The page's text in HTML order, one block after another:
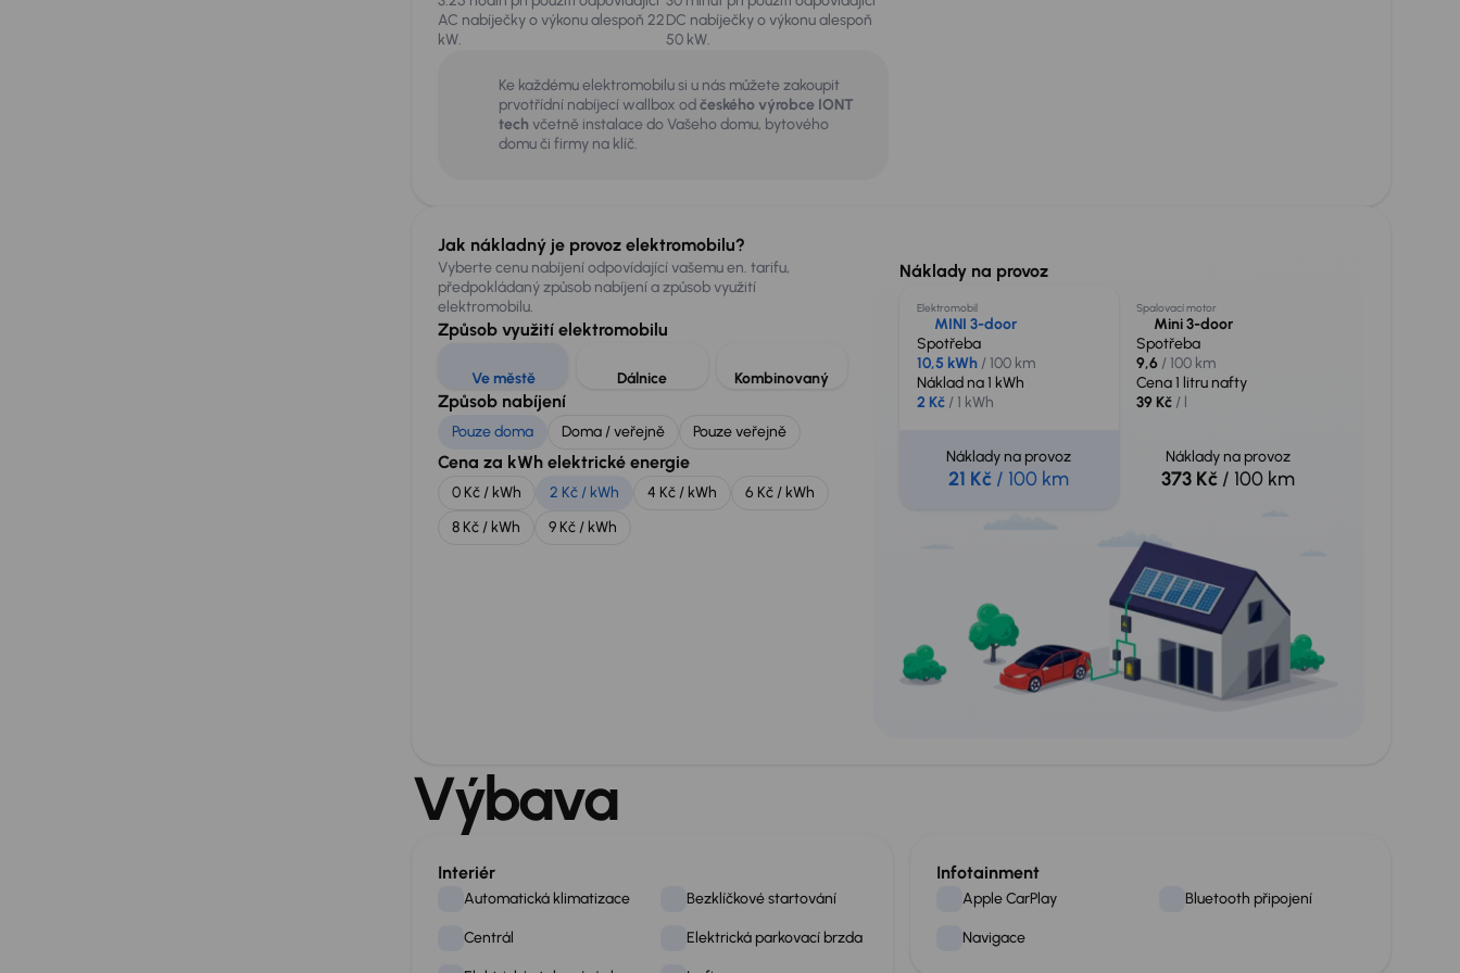
AC nabíječky o výkonu alespoň 22
kW.
DC nabíječky o výkonu alespoň
50 kW.
Ke každému elektromobilu si u nás můžete zakoupit
prvotřídní nabíjecí wallbox od českého výrobce IONT
tech včetně instalace do Vašeho domu, bytového
domu či firmy na klíč.
Jak nákladný je provoz elektromobilu?
Vyberte cenu nabíjení odpovídající vašemu en. tarifu,
předpokládaný způsob nabíjení a způsob využití
elektromobilu.
Způsob využití elektromobilu
Ve městě Dálnice Kombinovaný
Způsob nabíjení
Pouze doma Doma / veřejně Pouze veřejně
Cena za kWh elektrické energie
0 Kč / kWh 2 Kč / kWh 4 Kč / kWh
6 Kč / kWh
8 Kč / kWh
9 Kč / kWh
Náklady na provoz
Elektromobil
MINI 3-door
Spotřeba
10,5 kWh/ 100 km
Náklad na 1 kWh
2 Kč/ 1 kWh
Náklady na provoz
21 Kč / 100 km
Spalovací motor
Mini 3-door
Spotřeba
9,6/ 100 km
Cena 1 litru nafty
39 Kč/ l
Náklady na provoz
373 Kč / 100 km
Výbava
Interiér
Automatická klimatizace Bezklíčkové startování
Centrál Elektrická parkovací brzda
Infotainment
Apple CarPlay Bluetooth připojení
Navigace